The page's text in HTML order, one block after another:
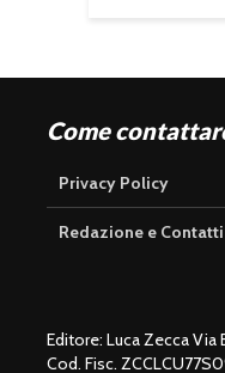
Come
Privacy Policy
Redazione e Contatti
Editore: Luca Zecca Via
Cod. Fisc.